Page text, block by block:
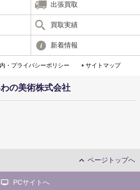
出張買取
買取実績
新着情報
・プライバシーポリシー サイトマップ
の美術株式会社
ページトップへ
PCサイトへ